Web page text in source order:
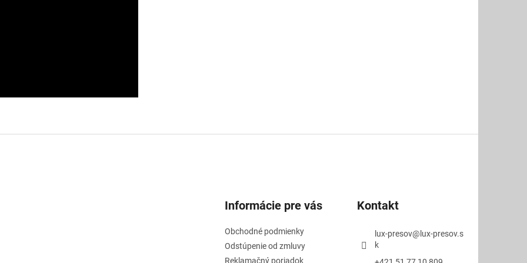
Informácie pre vás
Obchodné podmienky
Odstúpenie od zmluvy
Reklamačný poriadok
Kontakt
lux-presov@lux-presov.s
k